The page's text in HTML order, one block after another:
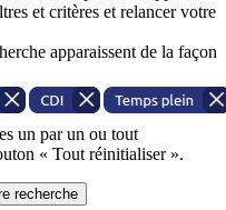
et critères et relancer votre
apparaissent de la façon
un par un ou tout
« Tout réinitialiser ».
recherche